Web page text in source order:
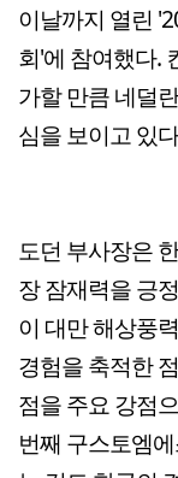
이날까지 열린
회'에 참여했다.
가할 만큼 네덜
심을 보이고 있
도던 부사장은
장 잠재력을 긍
이 대만 해상풍
경험을 축적한
점을 주요 강점
번째 구스토엠